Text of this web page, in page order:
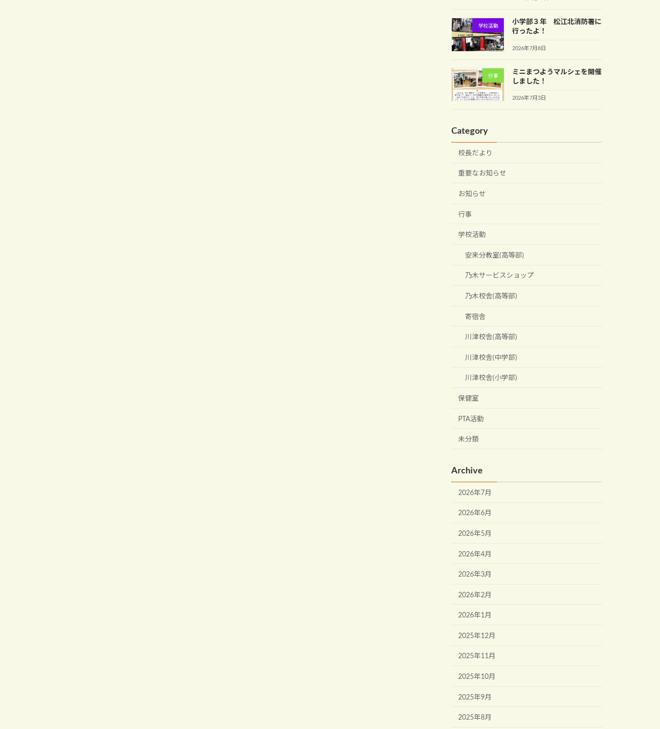
学校活動
小学部３年 松江北消防署に
行ったよ！
2026年7月8日
行事
ミニまつようマルシェを開催
しました！
2026年7月3日
Category
校長だより
重要なお知らせ
お知らせ
行事
学校活動
安来分教室(高等部)
乃木サービスショップ
乃木校舎(高等部)
寄宿舎
川津校舎(高等部)
川津校舎(中学部)
川津校舎(小学部)
保健室
PTA活動
未分類
Archive
2026年7月
2026年6月
2026年5月
2026年4月
2026年3月
2026年2月
2026年1月
2025年12月
2025年11月
2025年10月
2025年9月
2025年8月